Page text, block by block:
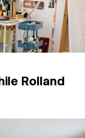
Rolland